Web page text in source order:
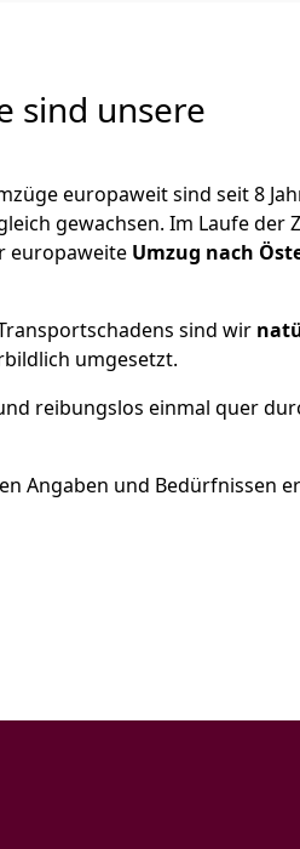
sind unsere
europaweit sind seit8
gewachsen. Im Laufe der
europaweite Umzug nach
sind wir
umgesetzt.
reibungslos einmal quer
Angaben und Bedürfnissen